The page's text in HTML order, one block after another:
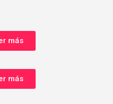
más
más